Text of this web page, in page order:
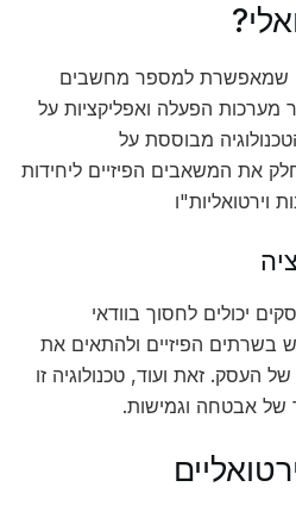
שמאפשרת למספר מחשבים
מערכות הפעלה ואפליקציות על
מבוססת על
את המשאבים הפיזיים ליחידות
וירטואליות"ו
יכולים לחסוך בוודאי
בשרתים הפיזיים ולהתאים את
העסק. זאת ועוד, טכנולוגיה זו
של אבטחה וגמישות.